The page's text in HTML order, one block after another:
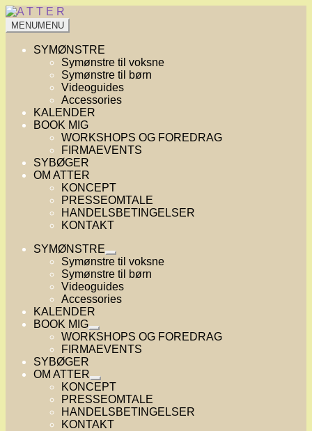
Spring
til
navigation
Spring
til
indhold
MENUMENU
SYMØNSTRE
Symønstre til voksne
Symønstre til børn
Videoguides
Accessories
KALENDER
BOOK MIG
WORKSHOPS OG FOREDRAG
FIRMAEVENTS
SYBØGER
OM ATTER
KONCEPT
PRESSEOMTALE
HANDELSBETINGELSER
KONTAKT
SYMØNSTRE
Udfold
undermenu
Symønstre til voksne
Symønstre til børn
Videoguides
Accessories
KALENDER
BOOK MIG
Udfold
undermenu
WORKSHOPS OG FOREDRAG
FIRMAEVENTS
SYBØGER
OM ATTER
Udfold
undermenu
KONCEPT
PRESSEOMTALE
HANDELSBETINGELSER
KONTAKT